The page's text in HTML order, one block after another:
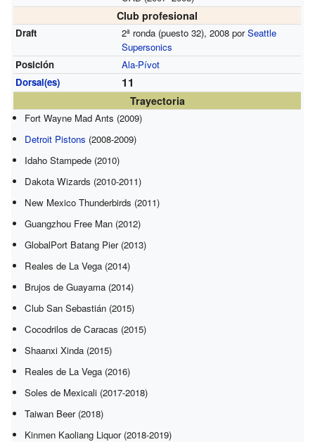
Club profesional
Draft 2ª ronda (puesto 32), 2008 porSeattle
Supersonics
Posición
Ala-Pívot
Dorsal(es)
11
Trayectoria
Fort Wayne Mad Ants (2009)
Detroit Pistons (2008-2009)
Idaho Stampede (2010)
Dakota Wizards (2010-2011)
New Mexico Thunderbirds (2011)
Guangzhou Free Man (2012)
GlobalPort Batang Pier (2013)
Reales de La Vega (2014)
Brujos de Guayama (2014)
Club San Sebastián (2015)
Cocodrilos de Caracas (2015)
Shaanxi Xinda (2015)
Reales de La Vega (2016)
Soles de Mexicali (2017-2018)
Taiwan Beer (2018)
Kinmen Kaoliang Liquor (2018-2019)